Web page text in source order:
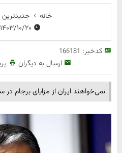
خانه
کدخبر: 166181
ارسال به دیگران
نمی‌خواهند ایران از مزایای برجام